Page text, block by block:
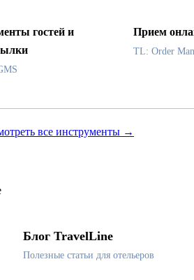
гостей и
Прием
TL: Order
все инструменты →
Блог TravelLine
Полезные статьи для отельеров